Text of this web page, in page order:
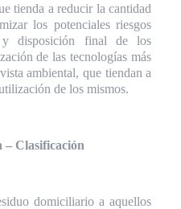
tienda a reducir la cantidad
los potenciales riesgos
y disposición final de los
de las tecnologías más
ambiental, que tiendan a
de los mismos.
Clasificación
domiciliario a aquellos